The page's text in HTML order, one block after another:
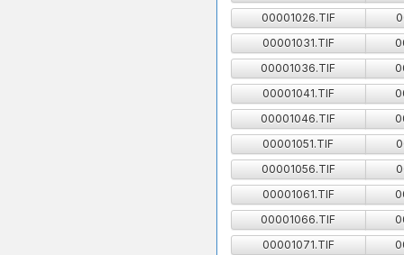
00001026.TIF
00001031.TIF
00001036.TIF
00001041.TIF
00001046.TIF
00001051.TIF
00001056.TIF
00001061.TIF
00001066.TIF
00001071.TIF